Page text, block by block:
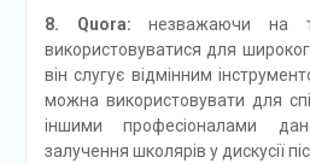
8. Quora: незважаючи
використовуватися для
він слугує відмінним
можна використовувати для
іншими професіоналами
залучення школярів у дискусії